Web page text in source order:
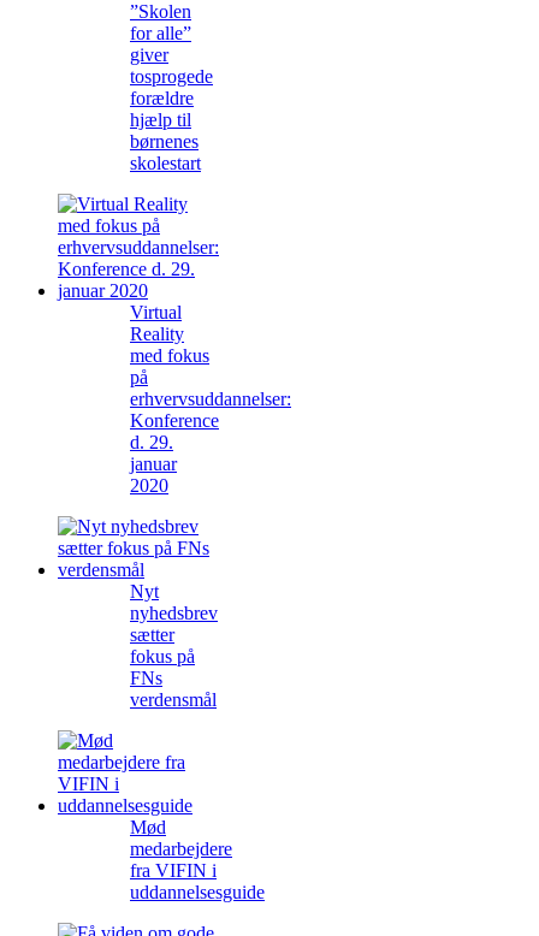
”Skolen
for alle”
giver
tosprogede
forældre
hjælp til
børnenes
skolestart
Virtual
Reality
med fokus
på
erhvervsuddannelser:
Konference
d. 29.
januar
2020
Nyt
nyhedsbrev
sætter
fokus på
FNs
verdensmål
Mød
medarbejdere
fra VIFIN i
uddannelsesguide